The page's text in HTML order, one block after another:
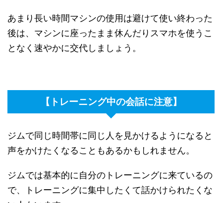
あまり長い時間マシンの使用は避けて使い終わった
後は、マシンに座ったまま休んだりスマホを使うこ
となく速やかに交代しましょう。
【トレーニング中の会話に注意】
ジムで同じ時間帯に同じ人を見かけるようになると
声をかけたくなることもあるかもしれません。
ジムでは基本的に自分のトレーニングに来ているの
で、トレーニングに集中したくて話かけられたくな